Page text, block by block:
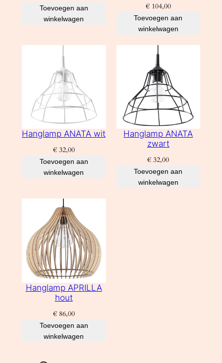
Toevoegen aan
winkelwagen
€104,00
Toevoegen aan
winkelwagen
Hanglamp ANATA wit
€32,00
Toevoegen aan
winkelwagen
Hanglamp ANATA
zwart
€ 32,00
Toevoegen aan
winkelwagen
Hanglamp APRILLA
hout
€86,00
Toevoegen aan
winkelwagen